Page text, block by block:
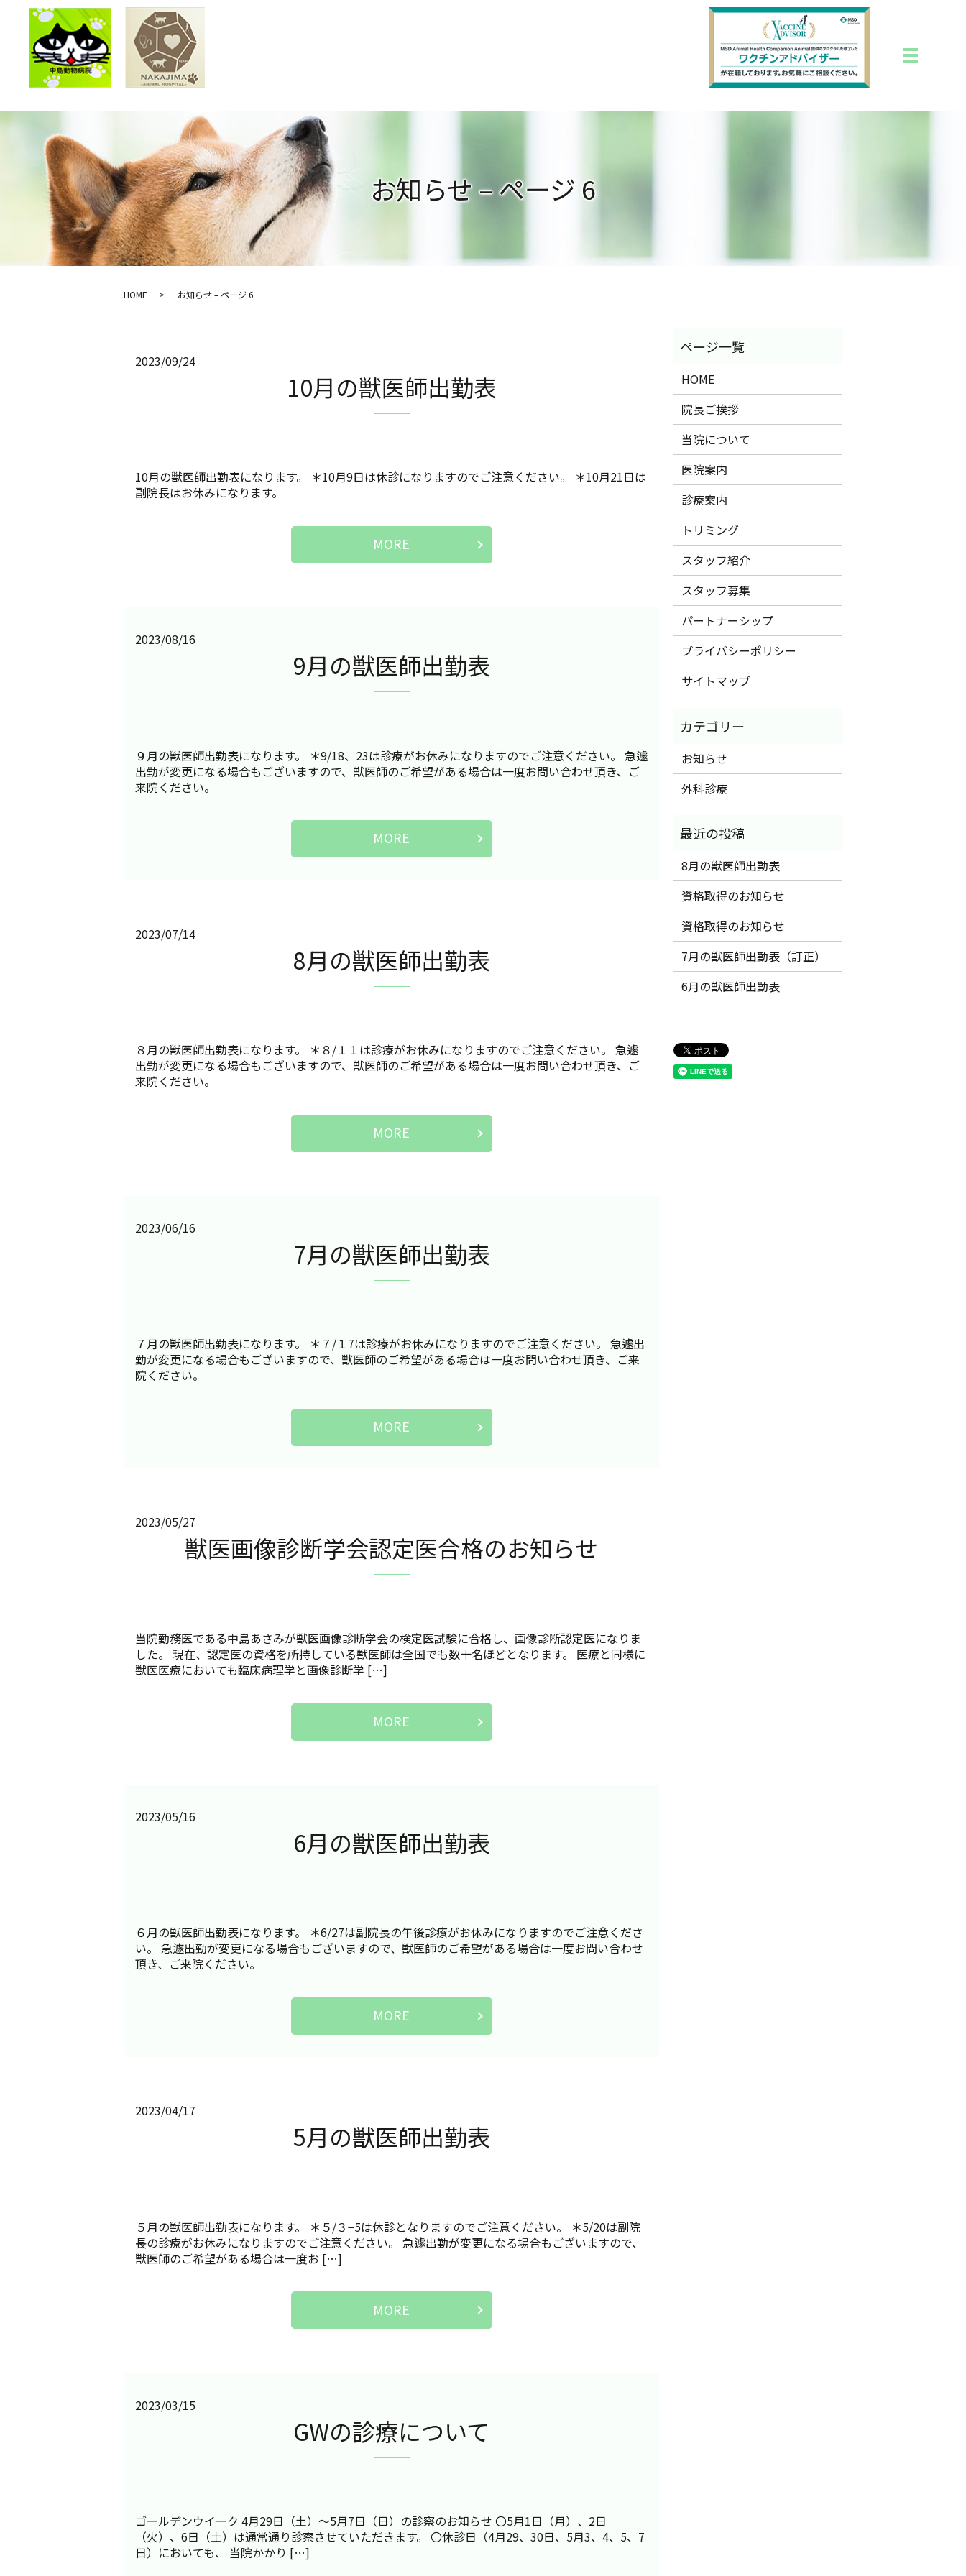
お知らせ – ページ 6
HOME お知らせ – ページ 6
2023/09/24
10月の獣医師出勤表
10月の獣医師出勤表になります。 ＊10月9日は休診になりますのでご注意ください。 ＊10月21日は
副院長はお休みになります。
MORE
2023/08/16
9月の獣医師出勤表
９月の獣医師出勤表になります。 ＊9/18、23は診療がお休みになりますのでご注意ください。 急遽
出勤が変更になる場合もございますので、獣医師のご希望がある場合は一度お問い合わせ頂き、ご
来院ください。
MORE
2023/07/14
8月の獣医師出勤表
８月の獣医師出勤表になります。 ＊８/１１は診療がお休みになりますのでご注意ください。 急遽
出勤が変更になる場合もございますので、獣医師のご希望がある場合は一度お問い合わせ頂き、ご
来院ください。
MORE
2023/06/16
7月の獣医師出勤表
７月の獣医師出勤表になります。 ＊７/１7は診療がお休みになりますのでご注意ください。 急遽出
勤が変更になる場合もございますので、獣医師のご希望がある場合は一度お問い合わせ頂き、ご来
院ください。
MORE
2023/05/27
獣医画像診断学会認定医合格のお知らせ
当院勤務医である中島あさみが獣医画像診断学会の検定医試験に合格し、画像診断認定医になりま
した。 現在、認定医の資格を所持している獣医師は全国でも数十名ほどとなります。 医療と同様に
獣医医療においても臨床病理学と画像診断学 […]
MORE
2023/05/16
6月の獣医師出勤表
６月の獣医師出勤表になります。 ＊6/27は副院長の午後診療がお休みになりますのでご注意くださ
い。 急遽出勤が変更になる場合もございますので、獣医師のご希望がある場合は一度お問い合わせ
頂き、ご来院ください。
MORE
2023/04/17
5月の獣医師出勤表
５月の獣医師出勤表になります。 ＊５/３−5は休診となりますのでご注意ください。 ＊5/20は副院
長の診療がお休みになりますのでご注意ください。 急遽出勤が変更になる場合もございますので、
獣医師のご希望がある場合は一度お […]
MORE
2023/03/15
GWの診療について
ゴールデンウイーク 4月29日（土）～5月7日（日）の診察のお知らせ 〇5月1日（月）、2日
（火）、6日（土）は通常通り診察させていただきます。 〇休診日（4月29、30日、5月3、4、5、7
日）においても、 当院かかり […]
HOME
院長ご挨拶
当院について
医院案内
診療案内
トリミング
スタッフ紹介
スタッフ募集
パートナーシップ
プライバシーポリシー
サイトマップ
お知らせ
外科診療
8月の獣医師出勤表
資格取得のお知らせ
資格取得のお知らせ
7月の獣医師出勤表（訂正）
6月の獣医師出勤表